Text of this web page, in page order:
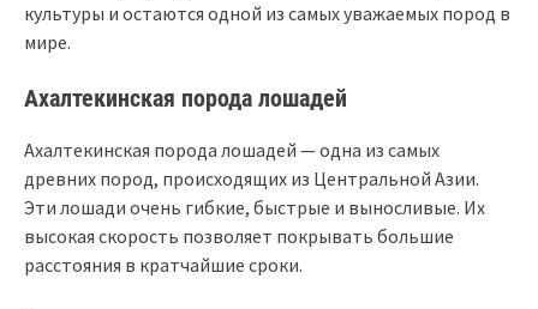
культуры и остаются одной из самых уважаемых пород в
мире.
Ахалтекинская порода лошадей
Ахалтекинская порода лошадей — одна из самых
древних пород, происходящих из Центральной Азии.
Эти лошади очень гибкие, быстрые и выносливые. Их
высокая скорость позволяет покрывать большие
расстояния в кратчайшие сроки.